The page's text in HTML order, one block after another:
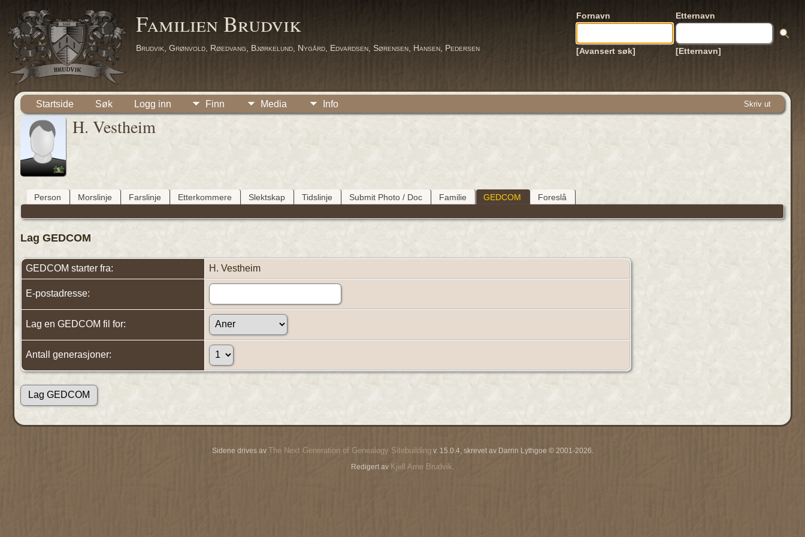
Familien Brudvik
Brudvik, Grønvold, Røedvang, Bjørkelund, Nygård, Edvardsen, Sørensen, Hansen, Pedersen
Fornavn Etternavn
[Avansert søk] [Etternavn]
Startside Søk Logg inn Finn Media Info Skriv ut
H. Vestheim
Person Morslinje Farslinje Etterkommere Slektskap Tidslinje Submit Photo / Doc Familie GEDCOM Foreslå
Lag GEDCOM
GEDCOM starter fra: H. Vestheim
E-postadresse:
Lag en GEDCOM fil for:
Antall generasjoner:
Sidene drives av The Next Generation of Genealogy Sitebuilding v. 15.0.4, skrevet av Darrin Lythgoe © 2001-2026.
Redigert av Kjell Arne Brudvik